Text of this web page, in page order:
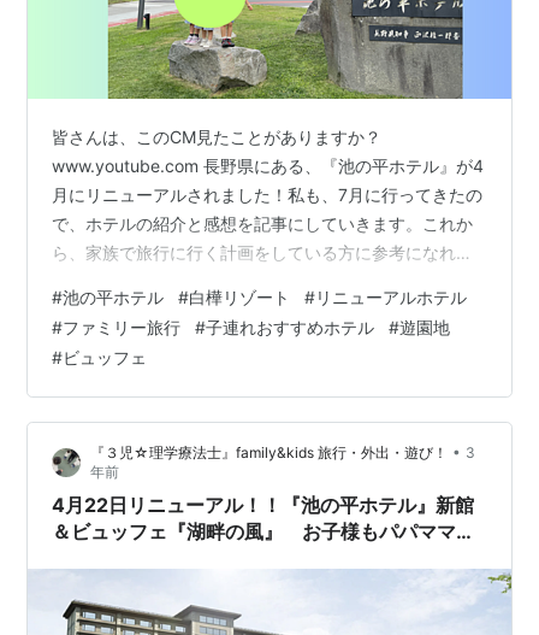
皆さんは、このCM見たことがありますか？
www.youtube.com 長野県にある、『池の平ホテル』が4
月にリニューアルされました！私も、7月に行ってきたの
で、ホテルの紹介と感想を記事にしていきます。これか
ら、家族で旅行に行く計画をしている方に参考になれば
は『東館』※新本館は空いてませんでした・・ 1日目：プ
ール 2日目：ファミリーランド・近くの道の駅 で子ども
たちと遊びました！ 今回の記事の最後には『池の平ホテ
ル』に宿泊する際の料金を 《池の平専用サイト・楽天ト
ラベル・じゃらん・Yahoo!トラベル・一休.com》で比
較！ 【4月22日…
#池の平ホテル #白樺リゾート #リニューアルホテル
#ファミリー旅行 #子連れおすすめホテル #遊園地
#ビュッフェ
『３児☆理学療法士』family&kids 旅行・外出・遊び！ • 3
年前
4月22日リニューアル！！『池の平ホテル』新館
＆ビュッフェ『湖畔の風』 お子様もパパママも